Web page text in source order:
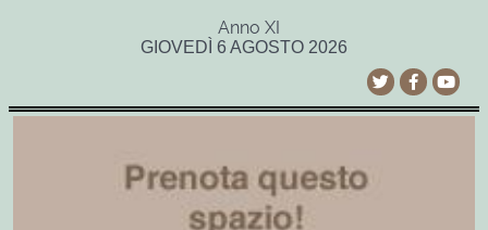
Anno XI
GIOVEDÌ 6 AGOSTO 2026